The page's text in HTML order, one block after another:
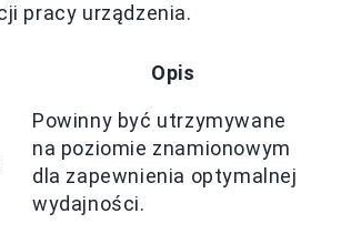
pracy urządzenia.
Opis
Powinny być utrzymywane
na poziomie znamionowym
dla zapewnienia optymalnej
wydajności.